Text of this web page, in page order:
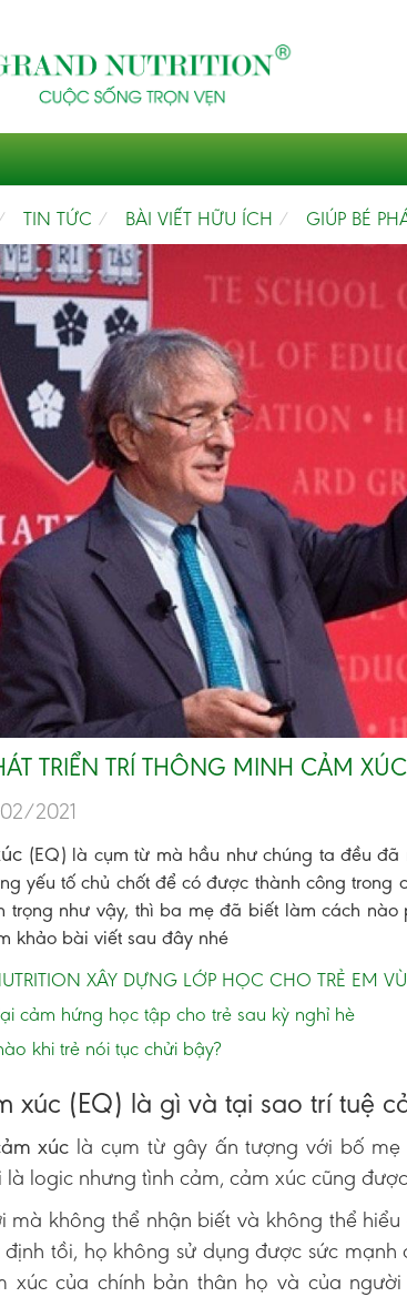
TIN TỨC BÀI VIẾT HỮU ÍCH GIÚP BÉ
TRIỂN TRÍ THÔNG MINH CẢM
2021
(EQ) là cụm từ mà hầu như chúng ta đều
yếu tố chủ chốt để có được thành công
trọng như vậy, thì ba mẹ đã biết làm cách
khảo bài viết sau đây nhé
XÂY DỰNG LỚP HỌC CHO TRẺ EM
cảm hứng học tập cho trẻ sau kỳ nghỉ hè
khi trẻ nói tục chửi bậy?
xúc (EQ) là gì và tại sao trí tuệ
xúc là cụm từ gây ấn tượng với bố
là logic nhưng tình cảm, cảm xúc cũng
mà không thể nhận biết và không thể
định tồi, họ không sử dụng được sức
xúc của chính bản thân họ và của